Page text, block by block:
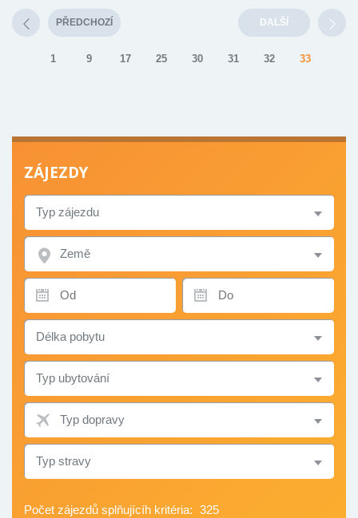
PŘEDCHOZÍ
1 9 17 25 30 31 32 33
DALŠÍ
ZÁJEZDY
TYP
ZÁJEZDU
ZEMĚ
TERMÍN
OD
TERMÍN
DO
DÉLKA
POBYTU
TYP
UBYTOVÁNÍ
TYP
DOPRAVY
TYP
STRAVY
Počet zájezdů splňujícíh kritéria: 325